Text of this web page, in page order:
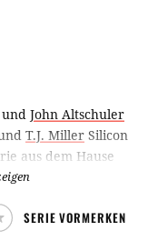
die nach
gieren.
und John Altschuler
T.J. Miller Silicon
aus dem Hause
IT-
erhält, ein
SERIE VORMERKEN